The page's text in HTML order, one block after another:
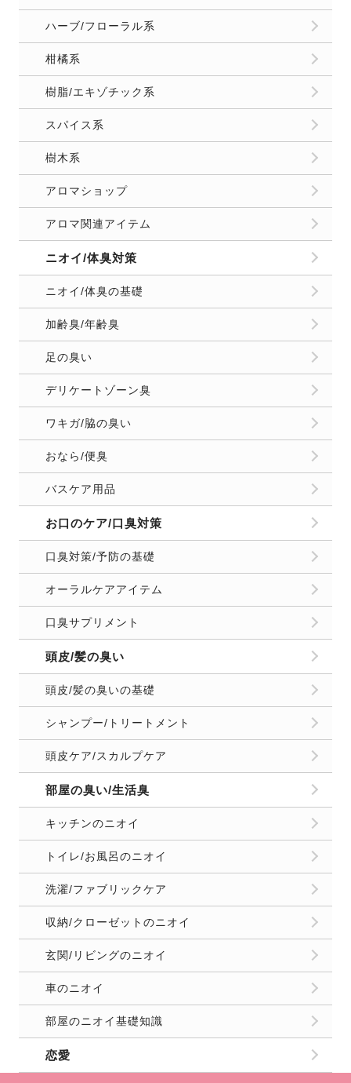
ハーブ/フローラル系
柑橘系
樹脂/エキゾチック系
スパイス系
樹木系
アロマショップ
アロマ関連アイテム
ニオイ/体臭対策
ニオイ/体臭の基礎
加齢臭/年齢臭
足の臭い
デリケートゾーン臭
ワキガ/脇の臭い
おなら/便臭
バスケア用品
お口のケア/口臭対策
口臭対策/予防の基礎
オーラルケアアイテム
口臭サプリメント
頭皮/髪の臭い
頭皮/髪の臭いの基礎
シャンプー/トリートメント
頭皮ケア/スカルプケア
部屋の臭い/生活臭
キッチンのニオイ
トイレ/お風呂のニオイ
洗濯/ファブリックケア
収納/クローゼットのニオイ
玄関/リビングのニオイ
車のニオイ
部屋のニオイ基礎知識
恋愛